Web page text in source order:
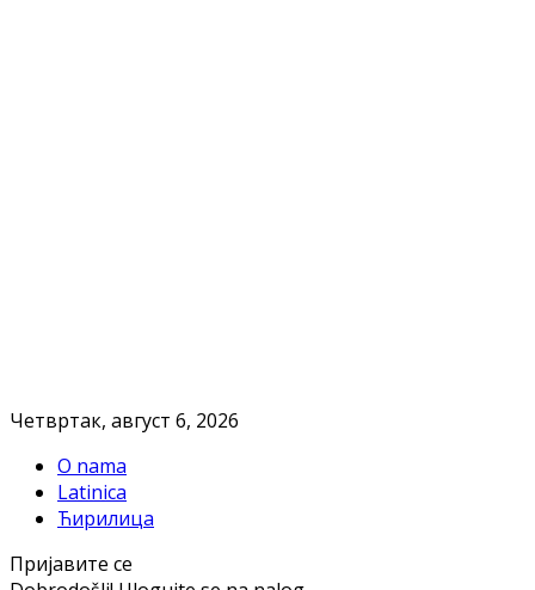
Четвртак, август 6, 2026
O nama
Latinica
Ћирилица
Пријавите се